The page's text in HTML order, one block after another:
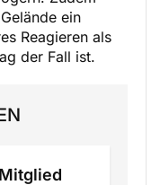
ein
Reagieren als
der Fall ist.